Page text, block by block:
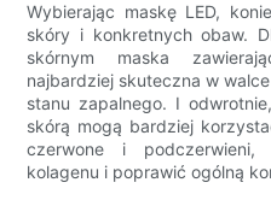
Wybierając maskę LED,
skóry i konkretnych obaw.
skórnym maska
najbardziej skuteczna w
stanu zapalnego. I
skórą mogą bardziej
czerwone i
kolagenu i poprawić ogólną